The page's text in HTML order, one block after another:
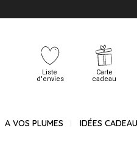
Liste
d'envies
Carte
cadeau
A VOS PLUMES IDÉES